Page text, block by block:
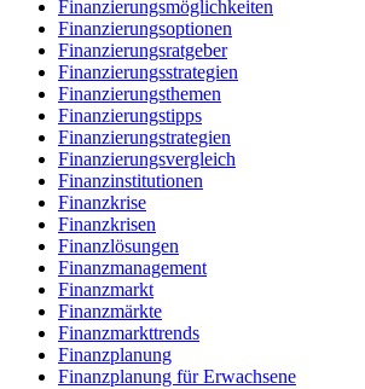
Finanzierungsmöglichkeiten
Finanzierungsoptionen
Finanzierungsratgeber
Finanzierungsstrategien
Finanzierungsthemen
Finanzierungstipps
Finanzierungstrategien
Finanzierungsvergleich
Finanzinstitutionen
Finanzkrise
Finanzkrisen
Finanzlösungen
Finanzmanagement
Finanzmarkt
Finanzmärkte
Finanzmarkttrends
Finanzplanung
Finanzplanung für Erwachsene